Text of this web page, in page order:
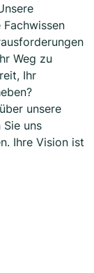
Weg zu
Ihr
unsere
uns
Ihre Vision ist